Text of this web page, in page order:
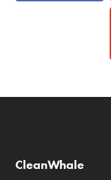
CleanWhale